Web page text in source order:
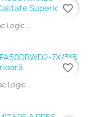
Logic...
favorite_border
Logic...
favorite_border